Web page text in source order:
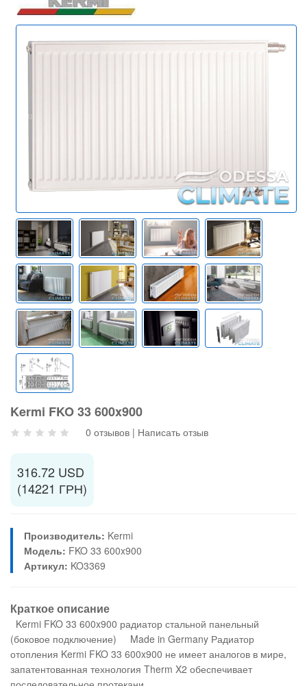
Kermi FKO 33 600x900
0 отзывов | Написать отзыв
316.72 USD
(14221 ГРН)
Производитель: Kermi
Модель: FKO 33 600x900
Артикул: KO3369
Краткое описание
Kermi FKO 33 600x900 радиатор стальной панельный
(боковое подключение) Made in Germany Радиатор
отопления Kermi FKO 33 600x900 не имеет аналогов в мире,
запатентованная технология Therm X2 обеспечивает